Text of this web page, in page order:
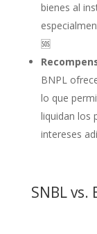
bienes al
🆘
BNPL
lo que
liquidan los
intereses
SNBL vs.